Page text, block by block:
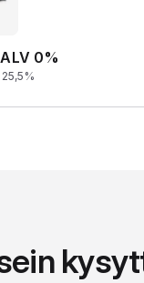
ALV 0%
25,5%